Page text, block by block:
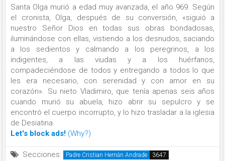
Santa Olga murió a edad muy avanzada, el año 969. Según
el cronista, Olga, después de su conversión, «siguió a
nuestro Señor Dios en todas sus obras bondadosas,
iluminándose con ellas, vistiendo a los desnudos, saciando
a los sedientos y calmando a los peregrinos, a los
indigentes, a las viudas y a los huérfanos,
compadeciéndose de todos y entregando a todos lo que
les era necesario, con serenidad y con amor en su
corazón». Su nieto Vladimiro, que tenía apenas seis años
cuando murió su abuela, hizo abrir su sepulcro y se
encontró el cuerpo incorrupto, y lo hizo trasladar a la iglesia
de Desiatina.
Let's block ads! (Why?)
Secciones: Padre Cristian Hernán Andrade